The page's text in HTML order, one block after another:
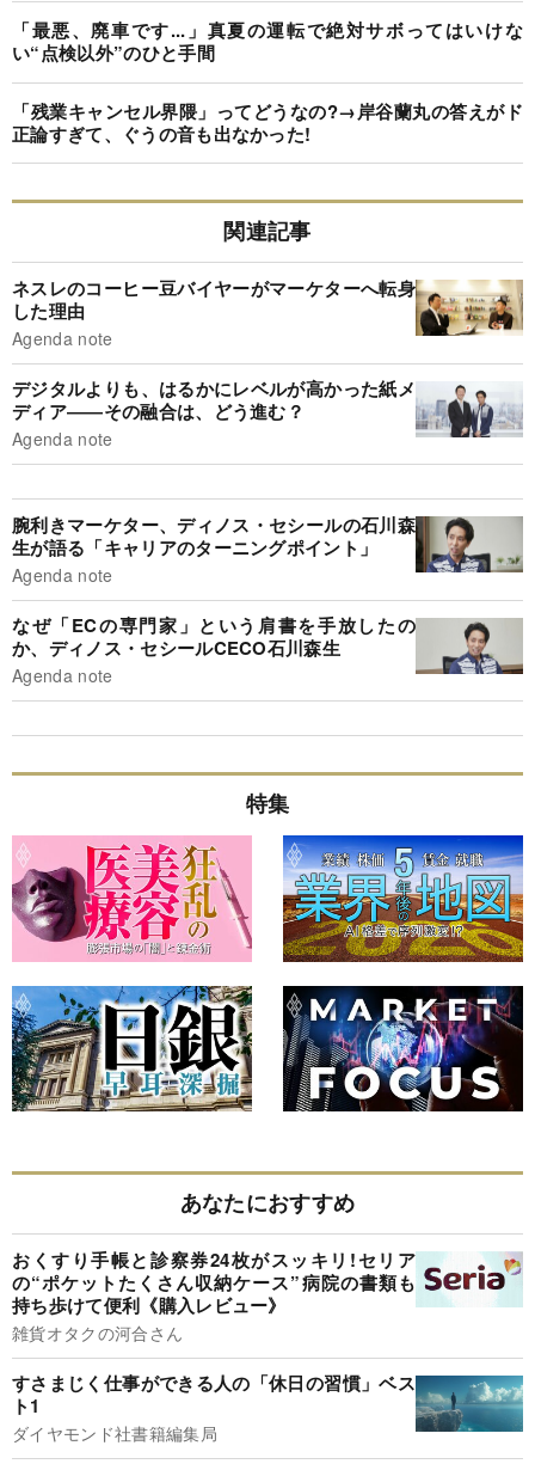
「最悪、廃車です...」真夏の運転で絶対サボってはいけな
い“点検以外”のひと手間
「残業キャンセル界隈」ってどうなの?→岸谷蘭丸の答えがド
正論すぎて、ぐうの音も出なかった!
関連記事
ネスレのコーヒー豆バイヤーがマーケターへ転身
した理由
Agenda note
デジタルよりも、はるかにレベルが高かった紙メ
ディア――その融合は、どう進む？
Agenda note
腕利きマーケター、ディノス・セシールの石川森
生が語る「キャリアのターニングポイント」
Agenda note
なぜ「ECの専門家」という肩書を手放したの
か、ディノス・セシールCECO石川森生
Agenda note
特集
あなたにおすすめ
おくすり手帳と診察券24枚がスッキリ!セリア
の“ポケットたくさん収納ケース”病院の書類も
持ち歩けて便利《購入レビュー》
雑貨オタクの河合さん
すさまじく仕事ができる人の「休日の習慣」ベス
ト1
ダイヤモンド社書籍編集局